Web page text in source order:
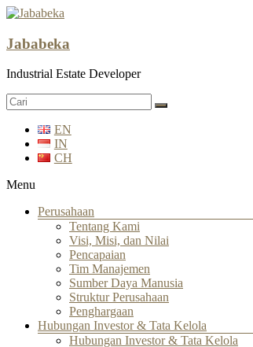
Jababeka
Industrial Estate Developer
EN
IN
CH
Menu
Perusahaan
Tentang Kami
Visi, Misi, dan Nilai
Pencapaian
Tim Manajemen
Sumber Daya Manusia
Struktur Perusahaan
Penghargaan
Hubungan Investor & Tata Kelola
Hubungan Investor & Tata Kelola